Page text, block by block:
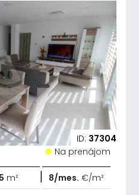
ID: 37304
Na prenájom
m² | 8/mes. €/m²